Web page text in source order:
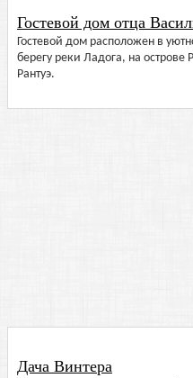
Гостевой дом отца
Гостевой дом расположен в
берегу реки Ладога, на
Рантуэ.
Дача Винтера